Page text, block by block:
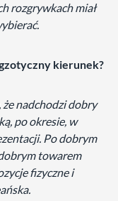
rozgrywkach miał
kierunek?
że nadchodzi dobry
po okresie, w
Po dobrym
towarem
fizyczne i